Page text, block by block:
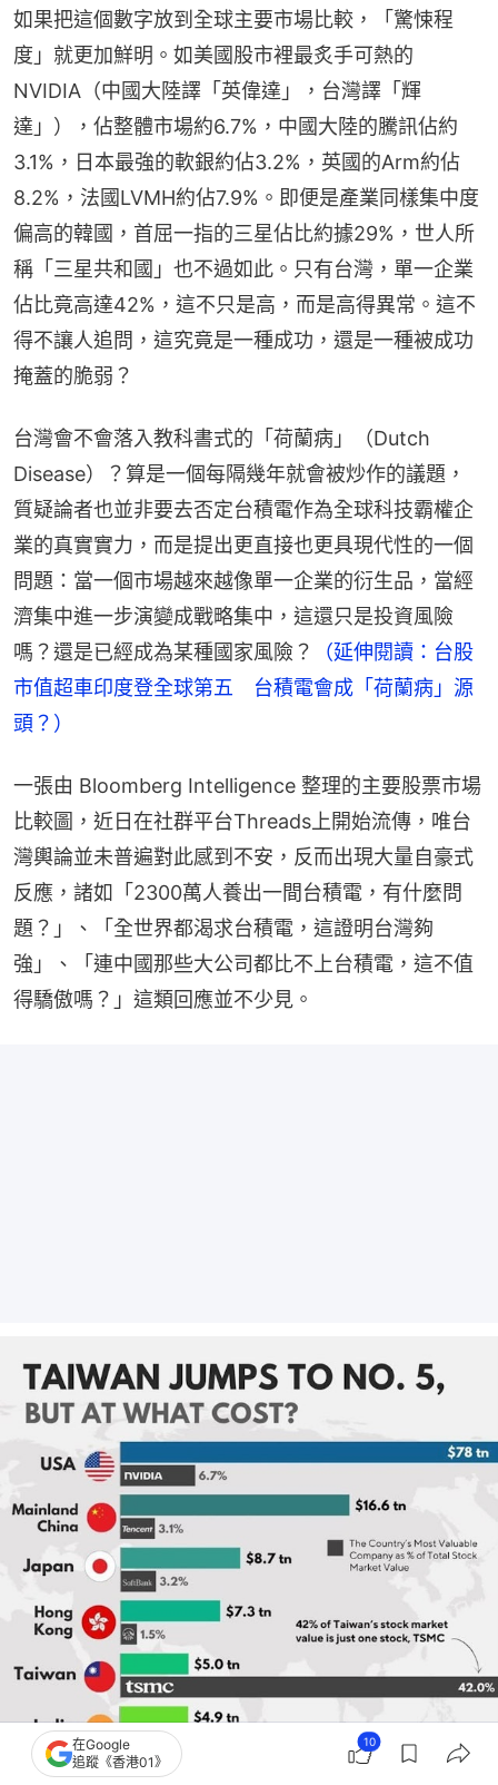
如果把這個數字放到全球主要市場比較，「驚悚程
度」就更加鮮明。如美國股市裡最炙手可熱的
NVIDIA（中國大陸譯「英偉達」，台灣譯「輝
達」），佔整體市場約6.7%，中國大陸的騰訊佔約
3.1%，日本最強的軟銀約佔3.2%，英國的Arm約佔
8.2%，法國LVMH約佔7.9%。即便是產業同樣集中度
偏高的韓國，首屈一指的三星佔比約據29%，世人所
稱「三星共和國」也不過如此。只有台灣，單一企業
佔比竟高達42%，這不只是高，而是高得異常。這不
得不讓人追問，這究竟是一種成功，還是一種被成功
掩蓋的脆弱？
台灣會不會落入教科書式的「荷蘭病」（Dutch
Disease）？算是一個每隔幾年就會被炒作的議題，
質疑論者也並非要去否定台積電作為全球科技霸權企
業的真實實力，而是提出更直接也更具現代性的一個
問題：當一個市場越來越像單一企業的衍生品，當經
濟集中進一步演變成戰略集中，這還只是投資風險
嗎？還是已經成為某種國家風險？
（延伸閱讀：台股
市值超車印度登全球第五　台積電會成「荷蘭病」源
頭？）
一張由 Bloomberg Intelligence 整理的主要股票市場
比較圖，近日在社群平台Threads上開始流傳，唯台
灣輿論並未普遍對此感到不安，反而出現大量自豪式
反應，諸如「2300萬人養出一間台積電，有什麼問
題？」、「全世界都渴求台積電，這證明台灣夠
強」、「連中國那些大公司都比不上台積電，這不值
得驕傲嗎？」這類回應並不少見。
在Google
追蹤《香港01》
10